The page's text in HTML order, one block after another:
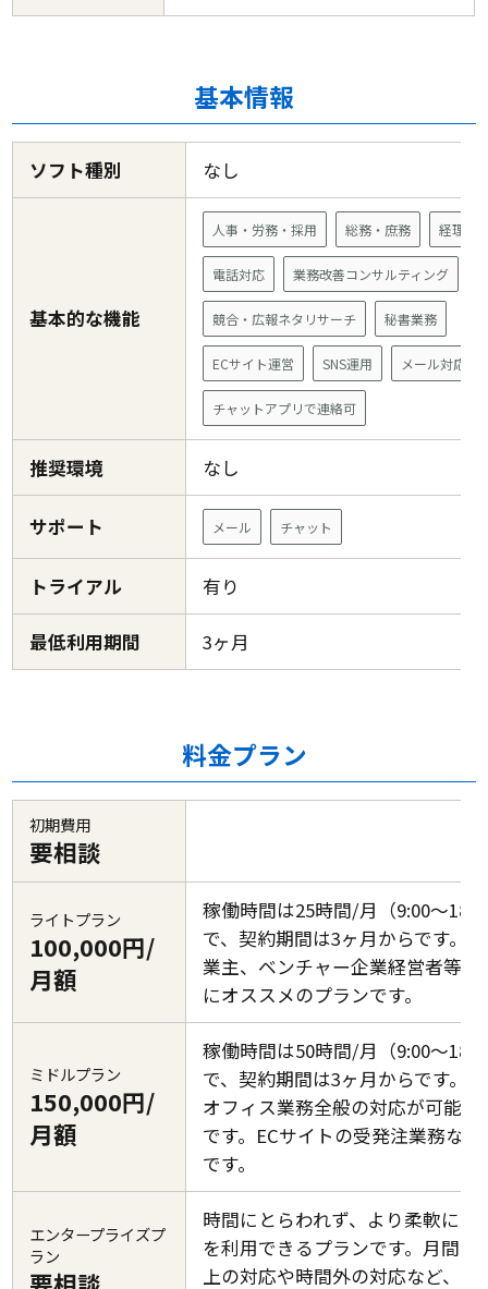
基本情報
ソフト種別 なし
基本的な機能
人事・労務・採用 総務・庶務 経理業
電話対応 業務改善コンサルティング
競合・広報ネタリサーチ 秘書業務
ECサイト運営 SNS運用 メール対応
チャットアプリで連絡可
推奨環境 なし
サポート メール チャット
トライアル 有り
最低利用期間 3ヶ月
料金プラン
初期費用
要相談
ライトプラン
100,000円/
月額
稼働時間は25時間/月（9:00～
で、契約期間は3ヶ月からです。
業主、ベンチャー企業経営者等忙
にオススメのプランです。
ミドルプラン
150,000円/
月額
稼働時間は50時間/月（9:00～
で、契約期間は3ヶ月からです。
オフィス業務全般の対応が可能な
です。ECサイトの受発注業務な
です。
エンタープライズプ
ラン
時間にとらわれず、より柔軟にサ
を利用できるプランです。月間50
上の対応や時間外の対応など、ご